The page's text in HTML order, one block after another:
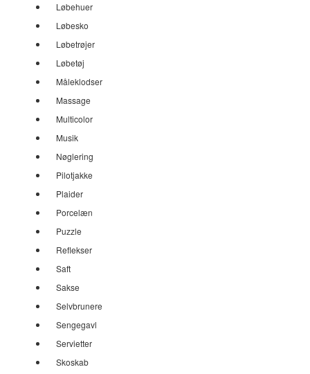
Løbehuer
Løbesko
Løbetrøjer
Løbetøj
Måleklodser
Massage
Multicolor
Musik
Nøglering
Pilotjakke
Plaider
Porcelæn
Puzzle
Reflekser
Saft
Sakse
Selvbrunere
Sengegavl
Servietter
Skoskab